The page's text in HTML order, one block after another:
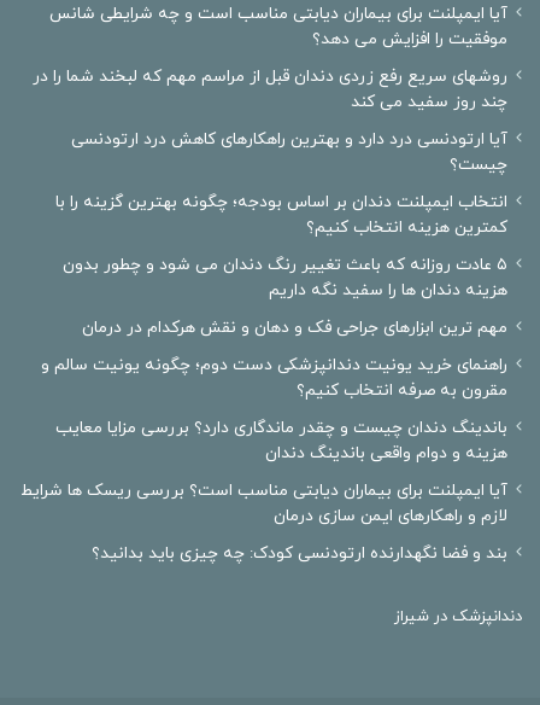
آیا ایمپلنت برای بیماران دیابتی مناسب است و چه شرایطی شانس
موفقیت را افزایش می دهد؟
روشهای سریع رفع زردی دندان قبل از مراسم مهم که لبخند شما را در
چند روز سفید می کند
آیا ارتودنسی درد دارد و بهترین راهکارهای کاهش درد ارتودنسی
چیست؟
انتخاب ایمپلنت دندان بر اساس بودجه؛ چگونه بهترین گزینه را با
کمترین هزینه انتخاب کنیم؟
۵ عادت روزانه که باعث تغییر رنگ دندان می شود و چطور بدون
هزینه دندان ها را سفید نگه داریم
مهم ترین ابزارهای جراحی فک و دهان و نقش هرکدام در درمان
راهنمای خرید یونیت دندانپزشکی دست دوم؛ چگونه یونیت سالم و
مقرون به صرفه انتخاب کنیم؟
باندینگ دندان چیست و چقدر ماندگاری دارد؟ بررسی مزایا معایب
هزینه و دوام واقعی باندینگ دندان
آیا ایمپلنت برای بیماران دیابتی مناسب است؟ بررسی ریسک ها شرایط
لازم و راهکارهای ایمن سازی درمان
بند و فضا نگهدارنده ارتودنسی کودک: چه چیزی باید بدانید؟
دندانپزشک در شیراز